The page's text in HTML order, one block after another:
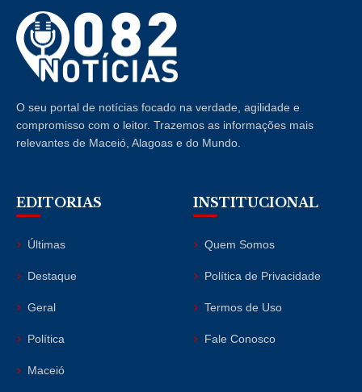
O seu portal de notícias focado na verdade, agilidade e
compromisso com o leitor. Trazemos as informações mais
relevantes de Maceió, Alagoas e do Mundo.
EDITORIAS
Últimas
Destaque
Geral
Política
Maceió
INSTITUCIONAL
Quem Somos
Política de Privacidade
Termos de Uso
Fale Conosco